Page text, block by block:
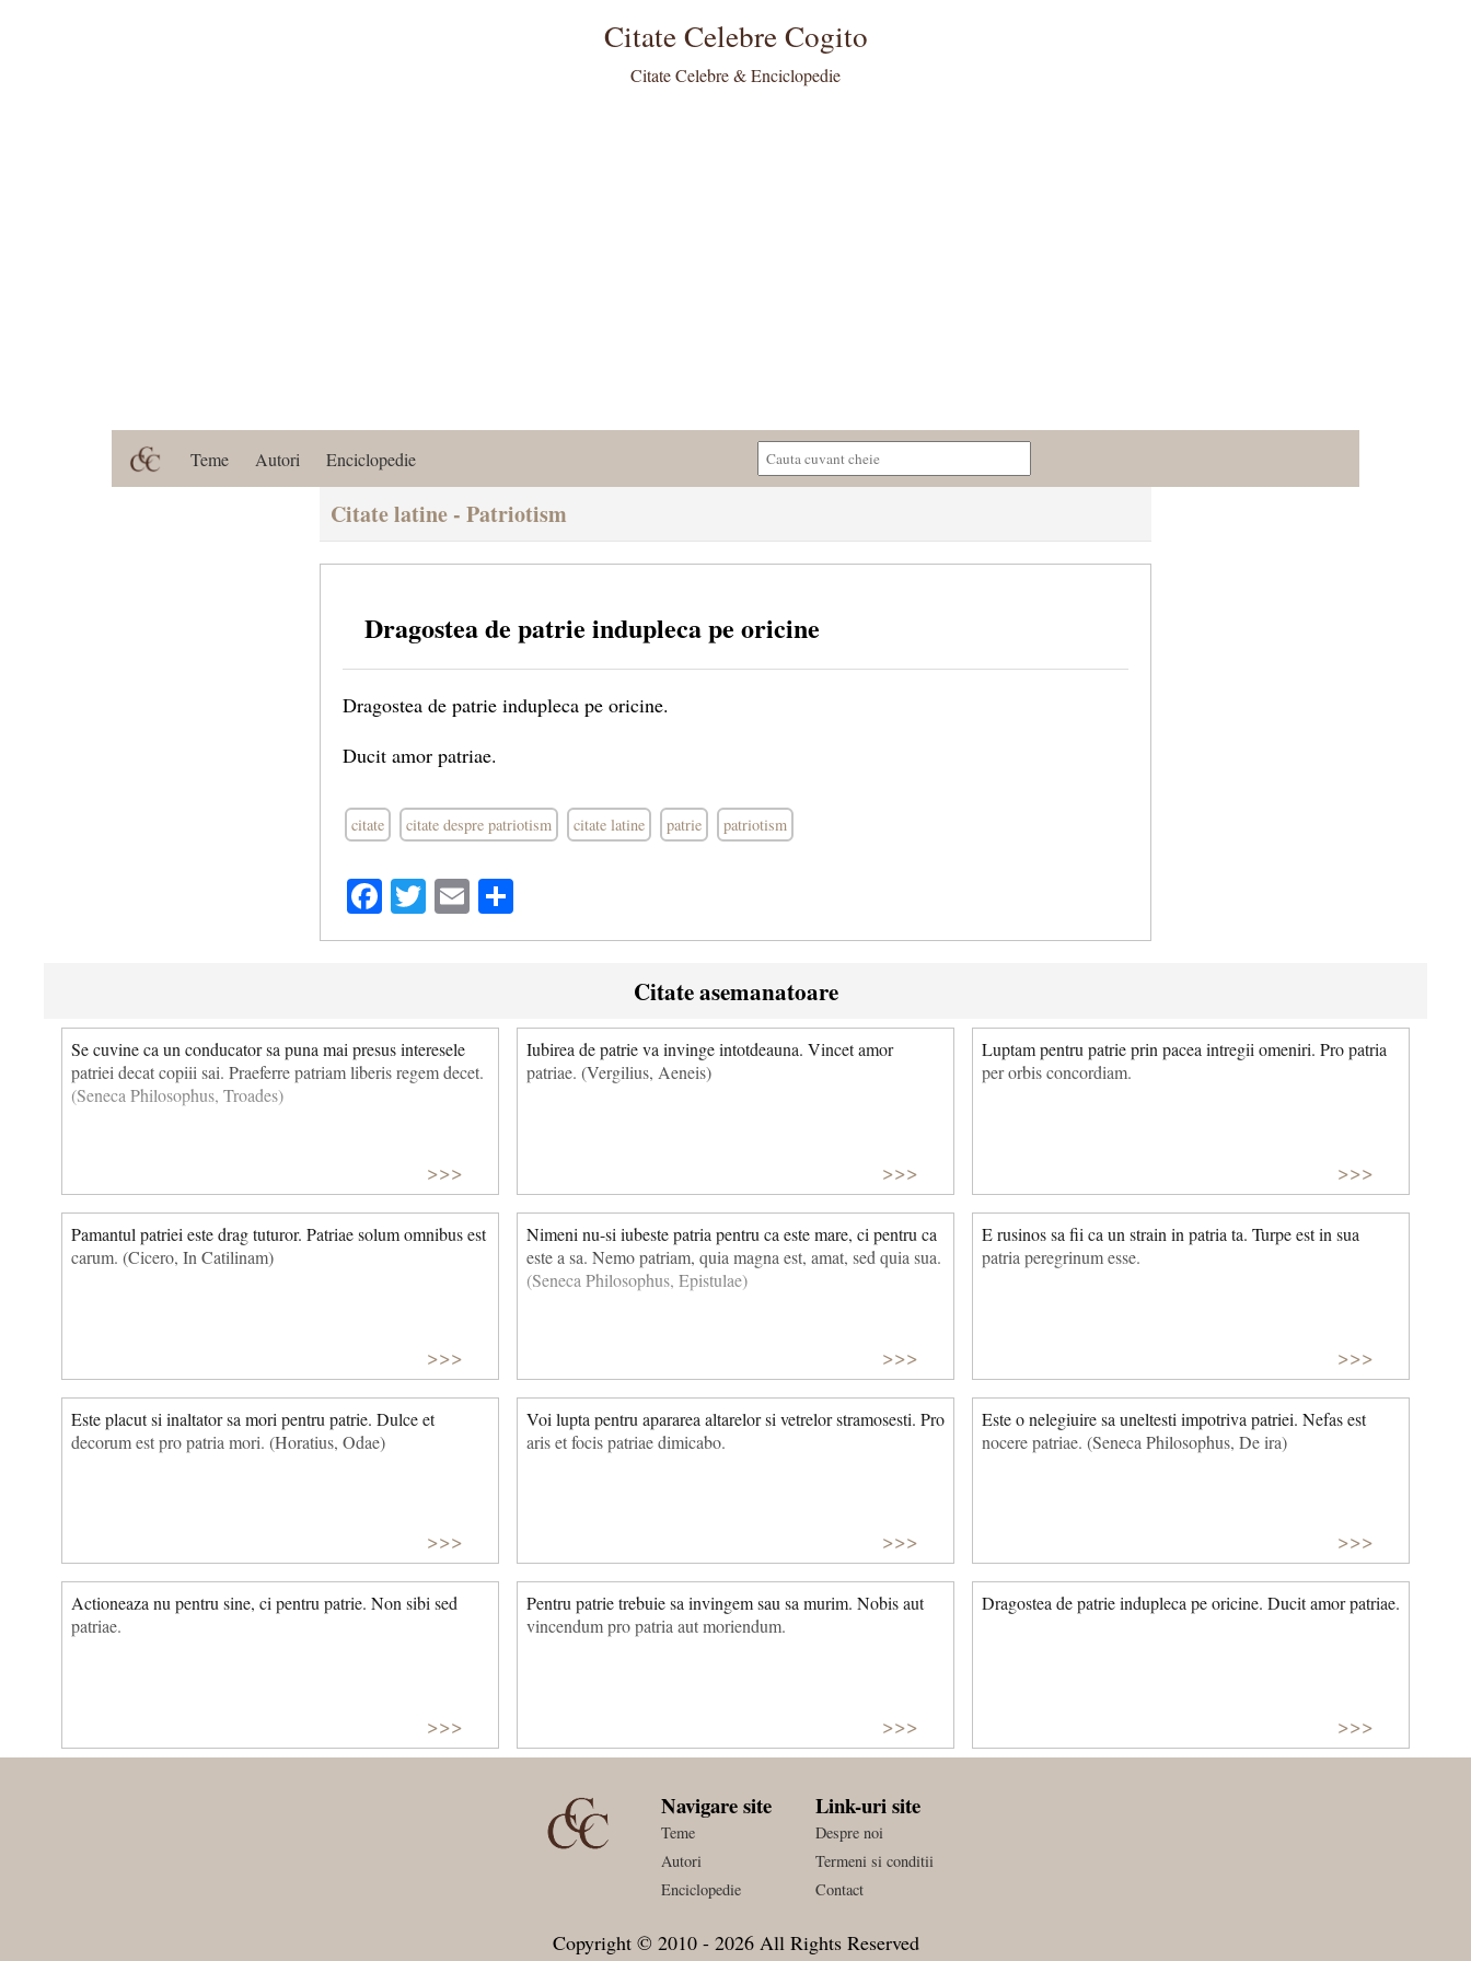
Citate Celebre Cogito
Citate Celebre & Enciclopedie
Teme Autori Enciclopedie
Citate latine - Patriotism
Dragostea de patrie indupleca pe oricine
Dragostea de patrie indupleca pe oricine.
Ducit amor patriae.
citate citate despre patriotism citate latine patrie patriotism
Facebook
Twitter
Email
Citate asemanatoare
Se cuvine ca un conducator sa puna mai presus interesele
patriei decat copiii sai. Praeferre patriam liberis regem decet.
(Seneca Philosophus, Troades)
>>>
Iubirea de patrie va invinge intotdeauna. Vincet amor
patriae. (Vergilius, Aeneis)
>>>
Luptam pentru patrie prin pacea intregii omeniri. Pro patria
per orbis concordiam.
>>>
Pamantul patriei este drag tuturor. Patriae solum omnibus est
carum. (Cicero, In Catilinam)
>>>
Nimeni nu-si iubeste patria pentru ca este mare, ci pentru ca
este a sa. Nemo patriam, quia magna est, amat, sed quia sua.
(Seneca Philosophus, Epistulae)
>>>
E rusinos sa fii ca un strain in patria ta. Turpe est in sua
patria peregrinum esse.
>>>
Este placut si inaltator sa mori pentru patrie. Dulce et
decorum est pro patria mori. (Horatius, Odae)
>>>
Voi lupta pentru apararea altarelor si vetrelor stramosesti. Pro
aris et focis patriae dimicabo.
>>>
Este o nelegiuire sa uneltesti impotriva patriei. Nefas est
nocere patriae. (Seneca Philosophus, De ira)
>>>
Actioneaza nu pentru sine, ci pentru patrie. Non sibi sed
patriae.
>>>
Pentru patrie trebuie sa invingem sau sa murim. Nobis aut
vincendum pro patria aut moriendum.
>>>
Dragostea de patrie indupleca pe oricine. Ducit amor patriae.
>>>
Navigare site
Teme
Autori
Enciclopedie
Link-uri site
Despre noi
Termeni si conditii
Contact
Copyright © 2010 - 2026 All Rights Reserved